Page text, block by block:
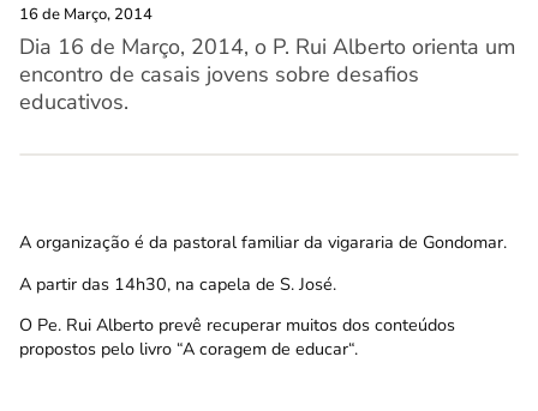
16 de Março, 2014
Dia 16 de Março, 2014, o P. Rui Alberto orienta um
encontro de casais jovens sobre desafios
educativos.
A organização é da pastoral familiar da vigararia de Gondomar.
A partir das 14h30, na capela de S. José.
O Pe. Rui Alberto prevê recuperar muitos dos conteúdos
propostos pelo livro “A coragem de educar“.